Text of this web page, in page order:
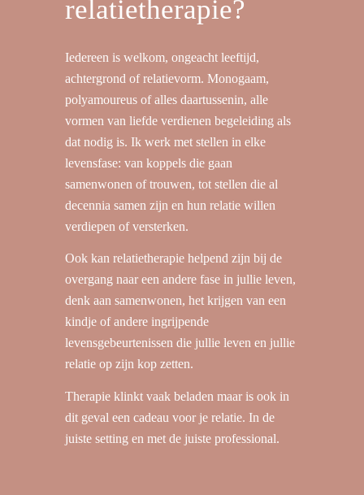
relatietherapie?
Iedereen is welkom, ongeacht leeftijd,
achtergrond of relatievorm. Monogaam,
polyamoureus of alles daartussenin, alle
vormen van liefde verdienen begeleiding als
dat nodig is. Ik werk met stellen in elke
levensfase: van koppels die gaan
samenwonen of trouwen, tot stellen die al
decennia samen zijn en hun relatie willen
verdiepen of versterken.
Ook kan relatietherapie helpend zijn bij de
overgang naar een andere fase in jullie leven,
denk aan samenwonen, het krijgen van een
kindje of andere ingrijpende
levensgebeurtenissen die jullie leven en jullie
relatie op zijn kop zetten.
Therapie klinkt vaak beladen maar is ook in
dit geval een cadeau voor je relatie. In de
juiste setting en met de juiste professional.